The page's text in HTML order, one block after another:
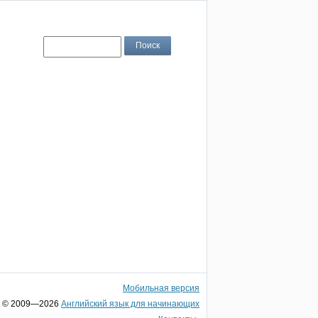
Мобильная версия
© 2009—2026 Английский язык для начинающих